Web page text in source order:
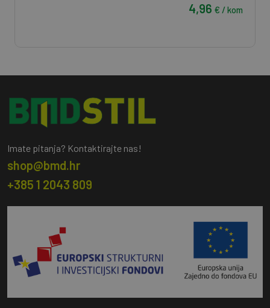
4,96 € / kom
Imate pitanja? Kontaktirajte nas!
shop@bmd.hr
+385 1 2043 809